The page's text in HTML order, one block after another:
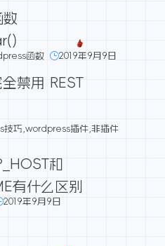
函数 2019年9月9日
禁用 REST
技巧 wordpress插件, 非插件
和
有什么区别
2019年9月9日